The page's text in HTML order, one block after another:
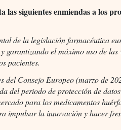
siguientes enmiendas a los
de la legislación farmacéutica
garantizando el máximo uso de las
pacientes.
del Consejo Europeo (marzo de
del periodo de protección de
para los medicamentos
impulsar la innovación y hacer